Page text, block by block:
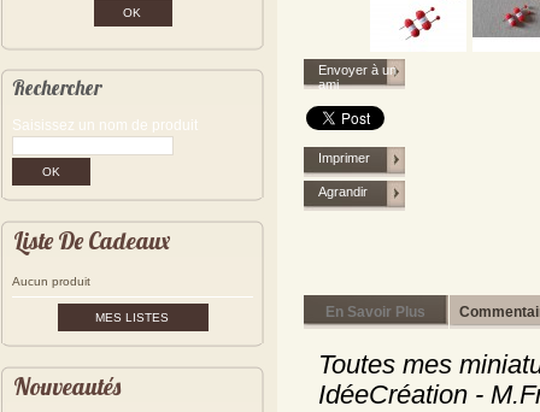
Rechercher
Saisissez un nom de produit
Liste De Cadeaux
Aucun produit
MES LISTES
Nouveautés
Envoyer à un
ami
Imprimer
Agrandir
En Savoir Plus
Toutes mes
IdéeCréation -